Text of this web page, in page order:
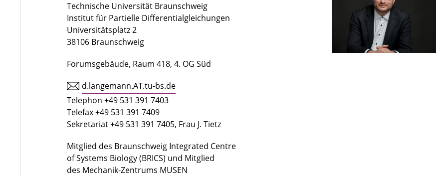
Technische Universität Braunschweig
Institut für Partielle Differentialgleichungen
Universitätsplatz 2
38106 Braunschweig
Forumsgebäude, Raum 418, 4. OG Süd
d.langemann.AT.tu-bs.de
Telephon +49 531 391 7403
Telefax +49 531 391 7409
Sekretariat +49 531 391 7405, Frau J. Tietz
Mitglied des Braunschweig Integrated Centre
of Systems Biology (BRICS) und Mitglied
des Mechanik-Zentrums MUSEN